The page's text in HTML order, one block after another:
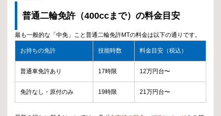
普通二輪免許（400ccまで）の料金目安
最も一般的な「中免」こと普通二輪免許MTの料金は以下の通りです。
お持ちの免許 技能時数 料金目安（税込）
普通車免許あり 17時限 12万円台〜
免許なし・原付のみ 19時限 21万円台〜